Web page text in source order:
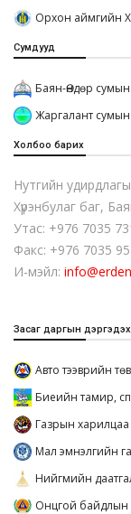
Орхон аймгийн
Сумдууд
Баян-Өндөр
Жаргалант
Холбоо барих
Нутгийн
Хүрэнбулаг баг,
Утас: +976 7035
Факс: +976 7035
И-мэйл:
Засаг даргын дэргэдэх
Авто тээврийн төв
Биеийн тамир,
Газрын харилцаа
Мал эмнэлгийн
Нийгмийн
Онцгой байдлын